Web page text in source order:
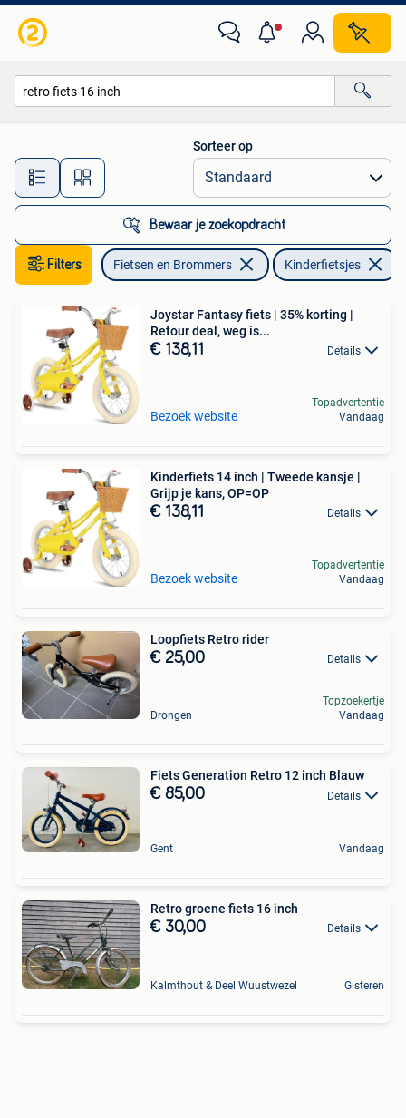
Alle afstanden…
Sorteer op
Bewaar je zoekopdracht
Filters Fietsen en Brommers Kinderfietsjes
Joystar Fantasy fiets | 35% korting |
Retour deal, weg is...
€ 138,11 Details
Bezoek website
Topadvertentie
Vandaag
Kinderfiets 14 inch | Tweede kansje |
Grijp je kans, OP=OP
€ 138,11 Details
Bezoek website
Topadvertentie
Vandaag
Loopfiets Retro rider
€ 25,00 Details
Drongen
Topzoekertje
Vandaag
Fiets Generation Retro 12 inch Blauw
€ 85,00 Details
Gent Vandaag
Retro groene fiets 16 inch
€ 30,00 Details
Kalmthout & Deel Wuustwezel Gisteren